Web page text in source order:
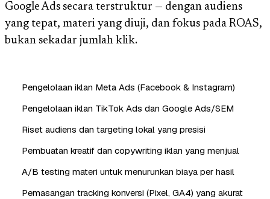
Google Ads secara terstruktur — dengan audiens
yang tepat, materi yang diuji, dan fokus pada ROAS,
bukan sekadar jumlah klik.
Pengelolaan iklan Meta Ads (Facebook & Instagram)
Pengelolaan iklan TikTok Ads dan Google Ads/SEM
Riset audiens dan targeting lokal yang presisi
Pembuatan kreatif dan copywriting iklan yang menjual
A/B testing materi untuk menurunkan biaya per hasil
Pemasangan tracking konversi (Pixel, GA4) yang akurat